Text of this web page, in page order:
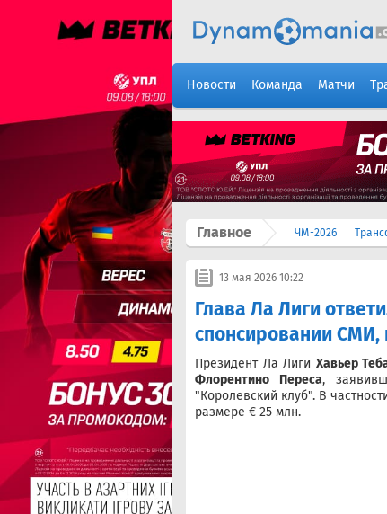
Новости Команда Матчи
Главное ЧМ-2026
13 мая 2026 10:22
Глава Ла Лиги
спонсировании
Президент Ла Лиги Хавьер
Флорентино Переса,
"Королевский клуб". В
размере € 25 млн.